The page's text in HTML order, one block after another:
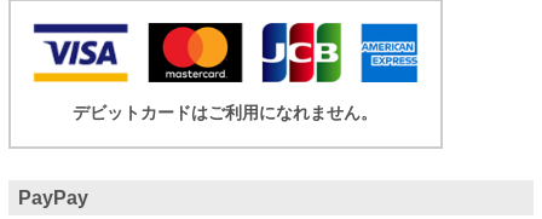
デビットカードはご利用になれません。
PayPay